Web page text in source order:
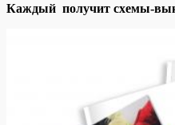
Каждый получит схемы-